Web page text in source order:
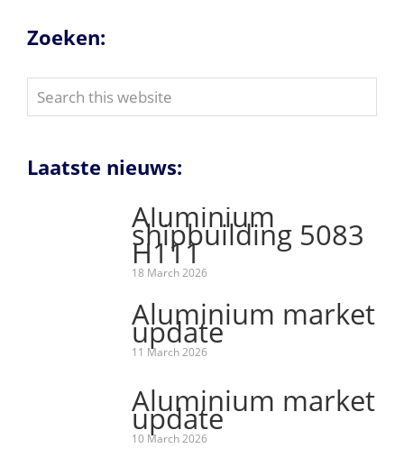
Zoeken:
Search
this
Laatste nieuws:
Aluminium
shipbuilding 5083
H111
18 March 2026
Aluminium market
update
11 March 2026
Aluminium market
update
10 March 2026